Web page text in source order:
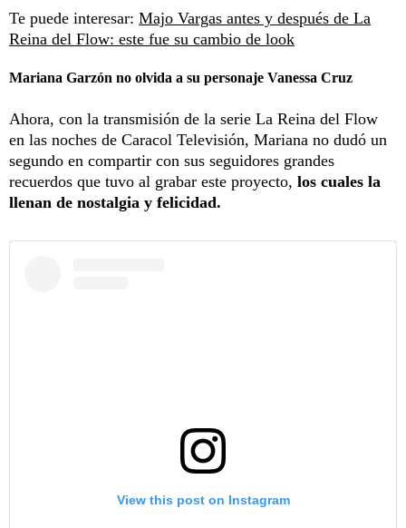
Te puede interesar: Majo Vargas antes y después de La
Reina del Flow: este fue su cambio de look
Mariana Garzón no olvida a su personaje Vanessa Cruz
Ahora, con la transmisión de la serie La Reina del Flow
en las noches de Caracol Televisión, Mariana no dudó un
segundo en compartir con sus seguidores grandes
recuerdos que tuvo al grabar este proyecto, los cuales la
llenan de nostalgia y felicidad.
View this post on Instagram